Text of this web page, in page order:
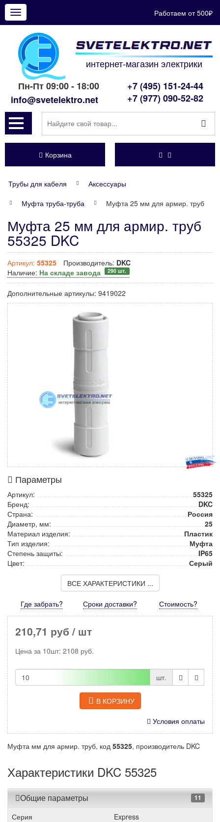
Показать
меню
Работаем от 500₽
интернет-магазин электрики
Пн-Пт 09:00 - 18:00
info@svetelektro.net
+7 (495) 151-24-44
+7 (977) 090-52-82
Корзина
Трубы для кабеля
Аксессуары
Муфта труба-труба
Муфта 25 мм для армир. труб
Муфта 25 мм для армир. труб
55325 DKC
Артикул: 55325 Производитель: DKC
Наличие: На складе завода 290 шт.
Дополнительные артикулы: 9419022
Параметры
Артикул:
55325
Бренд:
DKC
Страна:
Россия
Диаметр, мм:
25
Материал изделия:
Пластик
Тип изделия:
Муфта
Степень защиты:
IP65
Цвет:
Серый
ВСЕ ХАРАКТЕРИСТИКИ ...
Где забрать? Сроки доставки? Стоимость?
210,71 руб / шт
Цена за 10шт: 2108 руб.
шт.
В КОРЗИНУ
Условия оплаты
Муфта мм для армир. труб, код 55325, производитель DKC
Характеристики DKC 55325
Общие параметры 11
Серия
Express